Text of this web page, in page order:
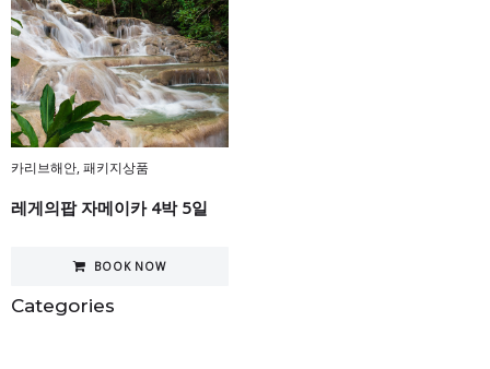
Categories
카리브해안,패키지상품
레게의팝 자메이카 4박 5일
BOOK NOW